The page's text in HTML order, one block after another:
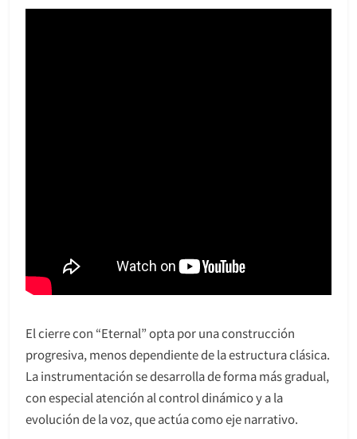
El cierre con “Eternal” opta por una construcción
progresiva, menos dependiente de la estructura clásica.
La instrumentación se desarrolla de forma más gradual,
con especial atención al control dinámico y a la
evolución de la voz, que actúa como eje narrativo.